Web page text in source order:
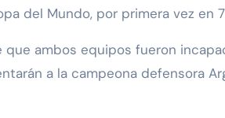
del Mundo, por primera vez en
ambos equipos fueron
a la campeona defensora